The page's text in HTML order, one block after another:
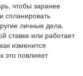
чтобы заранее
спланировать
личные дела.
ставке или работает
изменится
это повлияет